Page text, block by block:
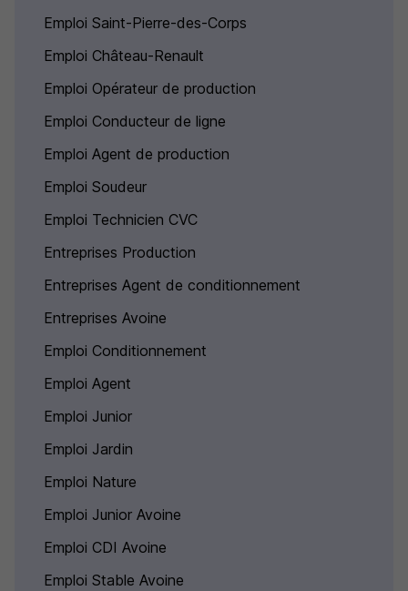
Emploi Saint-Pierre-des-Corps
Emploi Château-Renault
Emploi Opérateur de production
Emploi Conducteur de ligne
Emploi Agent de production
Emploi Soudeur
Emploi Technicien CVC
Entreprises Production
Entreprises Agent de conditionnement
Entreprises Avoine
Emploi Conditionnement
Emploi Agent
Emploi Junior
Emploi Jardin
Emploi Nature
Emploi Junior Avoine
Emploi CDI Avoine
Emploi Stable Avoine